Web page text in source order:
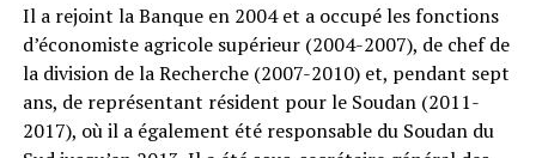
Il a rejoint la Banque en 2004 et a occupé les fonctions
d’économiste agricole supérieur (2004-2007), de chef de
la division de la Recherche (2007-2010) et, pendant sept
ans, de représentant résident pour le Soudan (2011-
2017), où il a également été responsable du Soudan du